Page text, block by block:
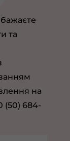
бажаєте
та
на
(50) 684-